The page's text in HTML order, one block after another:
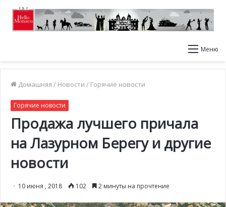
Меню
Домашняя / Новости / Горячие новости
Горячие новости
Продажа лучшего причала
на Лазурном Берегу и другие
новости
10 июня , 2018 102 2 минуты на прочтение